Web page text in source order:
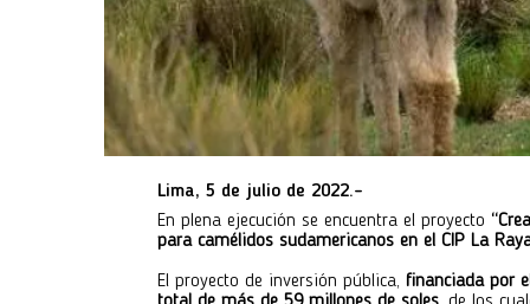
Lima, 5 de julio de 2022.-
En plena ejecución se encuentra el proyecto
para camélidos sudamericanos en el CIP La
El proyecto de inversión pública, financiada por